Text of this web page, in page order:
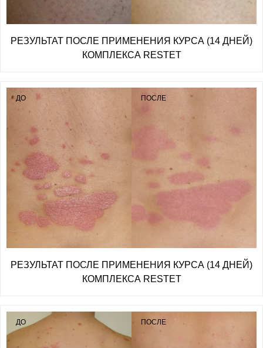
РЕЗУЛЬТАТ ПОСЛЕ ПРИМЕНЕНИЯ КУРСА (14 ДНЕЙ)
КОМПЛЕКСА RESTET
ДО ПОСЛЕ
РЕЗУЛЬТАТ ПОСЛЕ ПРИМЕНЕНИЯ КУРСА (14 ДНЕЙ)
КОМПЛЕКСА RESTET
ДО ПОСЛЕ